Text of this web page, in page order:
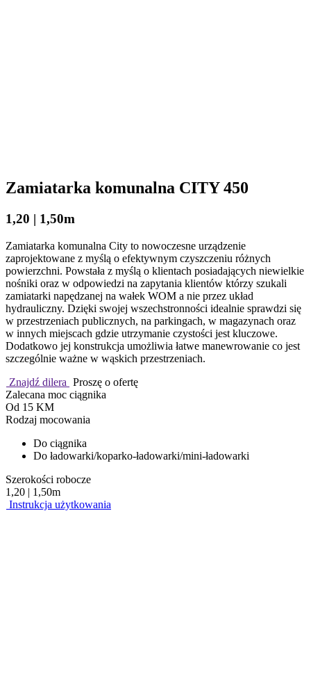
Zamiatarka komunalna CITY 450
1,20 | 1,50m
Zamiatarka komunalna City to nowoczesne urządzenie
zaprojektowane z myślą o efektywnym czyszczeniu różnych
powierzchni. Powstała z myślą o klientach posiadających niewielkie
nośniki oraz w odpowiedzi na zapytania klientów którzy szukali
zamiatarki napędzanej na wałek WOM a nie przez układ
hydrauliczny. Dzięki swojej wszechstronności idealnie sprawdzi się
w przestrzeniach publicznych, na parkingach, w magazynach oraz
w innych miejscach gdzie utrzymanie czystości jest kluczowe.
Dodatkowo jej konstrukcja umożliwia łatwe manewrowanie co jest
szczególnie ważne w wąskich przestrzeniach.
Znajdź dilera Proszę o ofertę
Zalecana moc ciągnika
Od 15 KM
Rodzaj mocowania
Do ciągnika
Do ładowarki/koparko-ładowarki/mini-ładowarki
Szerokości robocze
1,20 | 1,50m
Instrukcja użytkowania